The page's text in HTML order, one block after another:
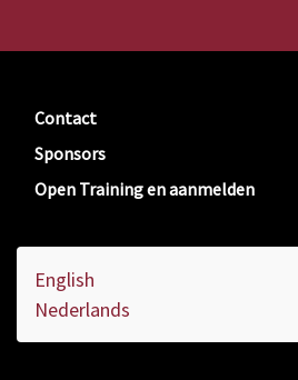
Contact
Sponsors
Open Training en aanmelden
English
Nederlands